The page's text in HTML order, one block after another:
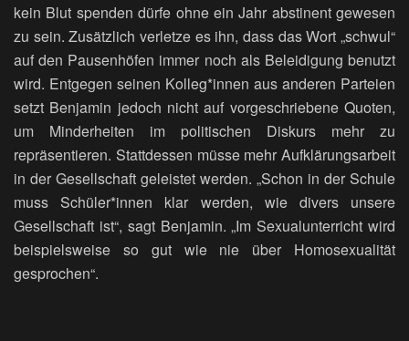
kein Blut spenden dürfe ohne ein Jahr abstinent gewesen
zu sein. Zusätzlich verletze es ihn, dass das Wort „schwul“
auf den Pausenhöfen immer noch als Beleidigung benutzt
wird. Entgegen seinen Kolleg*innen aus anderen Parteien
setzt Benjamin jedoch nicht auf vorgeschriebene Quoten,
um Minderheiten im politischen Diskurs mehr zu
repräsentieren. Stattdessen müsse mehr Aufklärungsarbeit
in der Gesellschaft geleistet werden. „Schon in der Schule
muss Schüler*innen klar werden, wie divers unsere
Gesellschaft ist“, sagt Benjamin. „Im Sexualunterricht wird
beispielsweise so gut wie nie über Homosexualität
gesprochen“.